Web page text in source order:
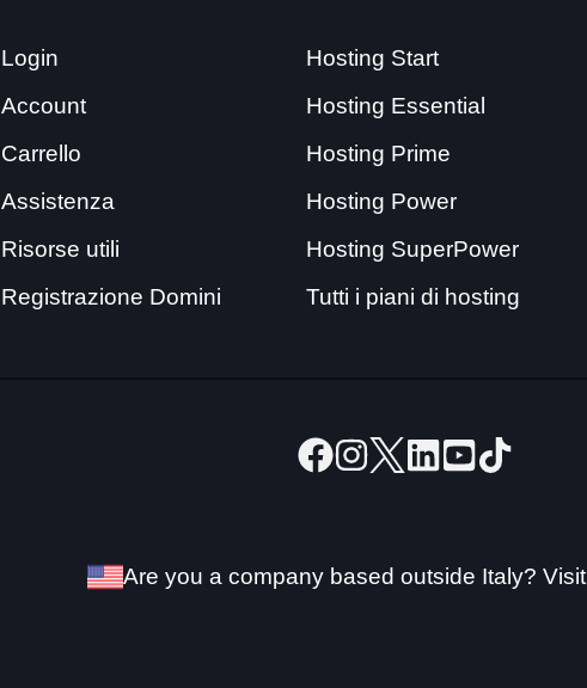
Login
Account
Carrello
Assistenza
Risorse utili
Registrazione Domini
Hosting Start
Hosting Essential
Hosting Prime
Hosting Power
Hosting SuperPower
Tutti i piani di hosting
Are you a company based outside Italy? Visit